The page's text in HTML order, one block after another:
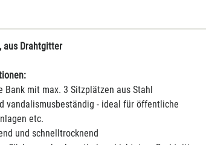
aus Drahtgitter
Bank mit max. 3 Sitzplätzen aus Stahl
vandalismusbeständig - ideal für öffentliche
etc.
und schnelltrocknend